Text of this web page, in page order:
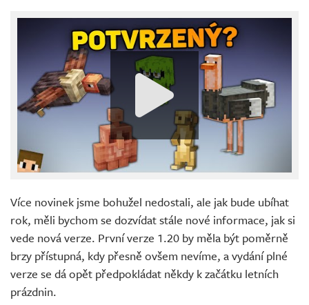
Více novinek jsme bohužel nedostali, ale jak bude ubíhat
rok, měli bychom se dozvídat stále nové informace, jak si
vede nová verze. První verze 1.20 by měla být poměrně
brzy přístupná, kdy přesně ovšem nevíme, a vydání plné
verze se dá opět předpokládat někdy k začátku letních
prázdnin.